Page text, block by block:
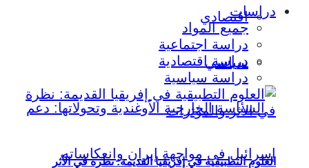
اقتصادي
سياسي
دراسات
جميع المواد
دراسة اجتماعية
دراسة اقتصادية
دراسة سياسية
العلوم التطبيقية في إفريقيا القديمة: نظرة في الأثر